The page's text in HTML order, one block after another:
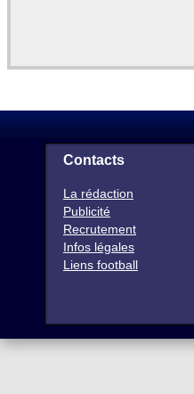
Contacts
La rédaction
Publicité
Recrutement
Infos légales
Liens football